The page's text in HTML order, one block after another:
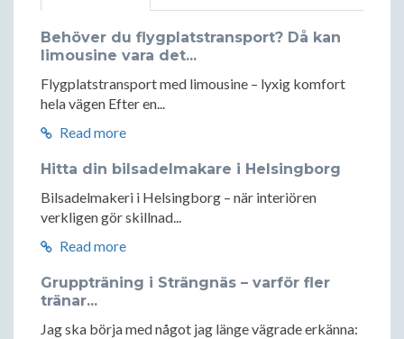
Behöver du flygplatstransport? Då kan
limousine vara det...
Flygplatstransport med limousine – lyxig komfort
hela vägen Efter en...
Read more
Hitta din bilsadelmakare i Helsingborg
Bilsadelmakeri i Helsingborg – när interiören
verkligen gör skillnad...
Read more
Gruppträning i Strängnäs – varför fler
tränar...
Jag ska börja med något jag länge vägrade erkänna: